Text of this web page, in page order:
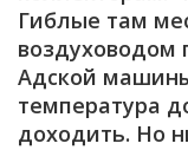
Гиблые там
воздуховодом
Адской
температура
доходить. Но